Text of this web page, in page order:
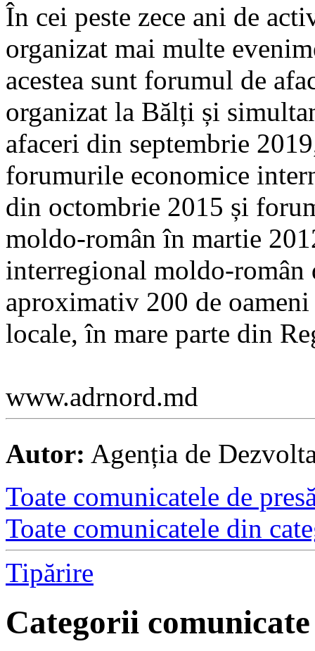
În cei peste zece ani de
organizat mai multe
acestea sunt forumul de
organizat la Bălți și
afaceri din septembrie
forumurile economice
din octombrie 2015 și
moldo-român în martie
interregional moldo-
aproximativ 200 de
locale, în mare parte din
www.adrnord.md
Autor: Agenția de
Toate comunicatele de
Toate comunicatele din
Tipărire
Categorii comunicate